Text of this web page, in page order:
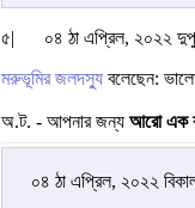
৫| ০৪ ঠা এপ্রিল, ২০২২
মরুভূমির জলদস্যু বলেছেন:
অ.ট. - আপনার জন্য আরো এক
০৪ ঠা এপ্রিল, ২০২২